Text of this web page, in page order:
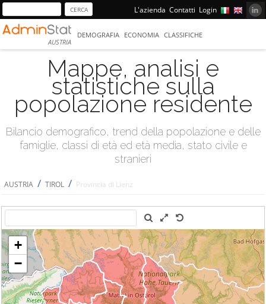
L'azienda Contatti Login
AUSTRIA
DEMOGRAFIA ECONOMIA CLASSIFICHE
Mappe, analisi e
statistiche sulla
popolazione residente
Bilancio demografico, trend della popolazione e delle
famiglie, classi di età ed età media, stato civile e
stranieri
AUSTRIA / TIROL / Provincia di Lienz